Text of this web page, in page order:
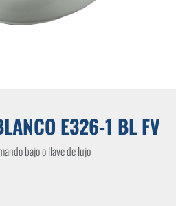
E326-1 BL FV
bajo o llave de lujo